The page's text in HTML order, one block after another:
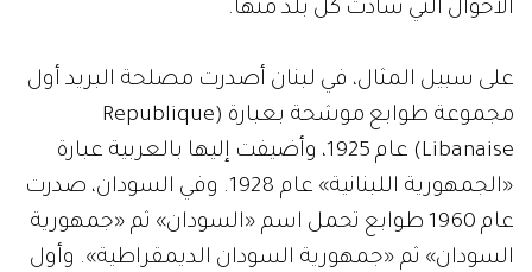
الأحوال التي سادت كل بلد منها.
على سبيل المثال، في لبنان أصدرت مصلحة البريد أول
مجموعة طوابع موشحة بعبارة (Republique
Libanaise) عام 1925، وأضيفت إليها بالعربية عبارة
«الجمهورية اللبنانية» عام 1928. وفي السودان، صدرت
عام 1960 طوابع تحمل اسم «السودان» ثم «جمهورية
السودان» ثم «جمهورية السودان الديمقراطية». وأول